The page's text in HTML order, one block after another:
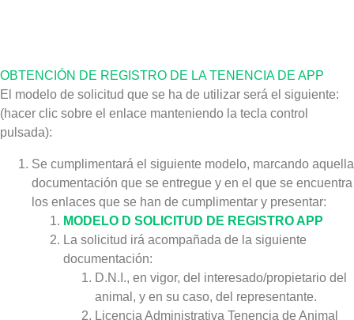
OBTENCIÓN DE REGISTRO DE LA TENENCIA DE APP
El modelo de solicitud que se ha de utilizar será el siguiente:
(hacer clic sobre el enlace manteniendo la tecla control
pulsada):
Se cumplimentará el siguiente modelo, marcando aquella
documentación que se entregue y en el que se encuentra
los enlaces que se han de cumplimentar y presentar:
MODELO D SOLICITUD DE REGISTRO APP
La solicitud irá acompañada de la siguiente
documentación:
D.N.I., en vigor, del interesado/propietario del
animal, y en su caso, del representante.
Licencia Administrativa Tenencia de Animal